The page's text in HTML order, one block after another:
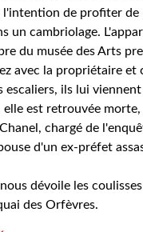
l'intention de profiter de
un cambriolage.
du musée des Arts
avec la propriétaire et
escaliers, ils lui
est retrouvée
chargé de
d'un ex-préfet
dévoile les
des Orfèvres.